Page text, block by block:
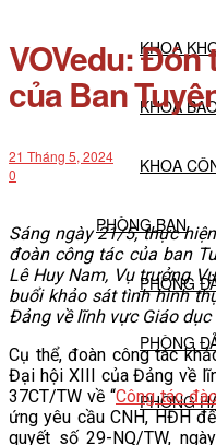
KHOA
KHOA
KHOA
PHÒNG BAN
PHÒNG
PHÒNG
PHÒNG
VOVedu: Đón
của Ban
21 Tháng 5, 2024
0
Sáng ngày 21/5, thực
đoàn công tác của ban
Lê Huy Nam, Vụ trưởng
buổi khảo sát tình hình
Đảng về lĩnh vực Giáo
Cụ thể, đoàn công tác
Đại hội XIII của Đảng về
37CT/TW về “Công tác
ứng yêu cầu CNH, HĐH
quyết số 29-NQ/TW,